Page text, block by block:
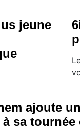
jeune
ajoute
à sa tournée